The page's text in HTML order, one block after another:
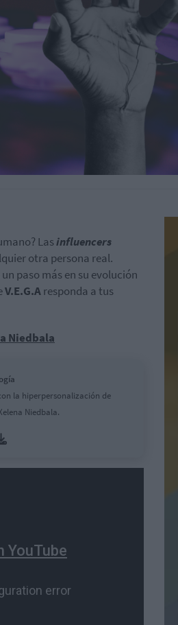
Lasinfluencers
otra persona real.
paso más en su evolución
V.E.G.Aresponda a tus
Niedbala
la hiperpersonalización de
Niedbala.